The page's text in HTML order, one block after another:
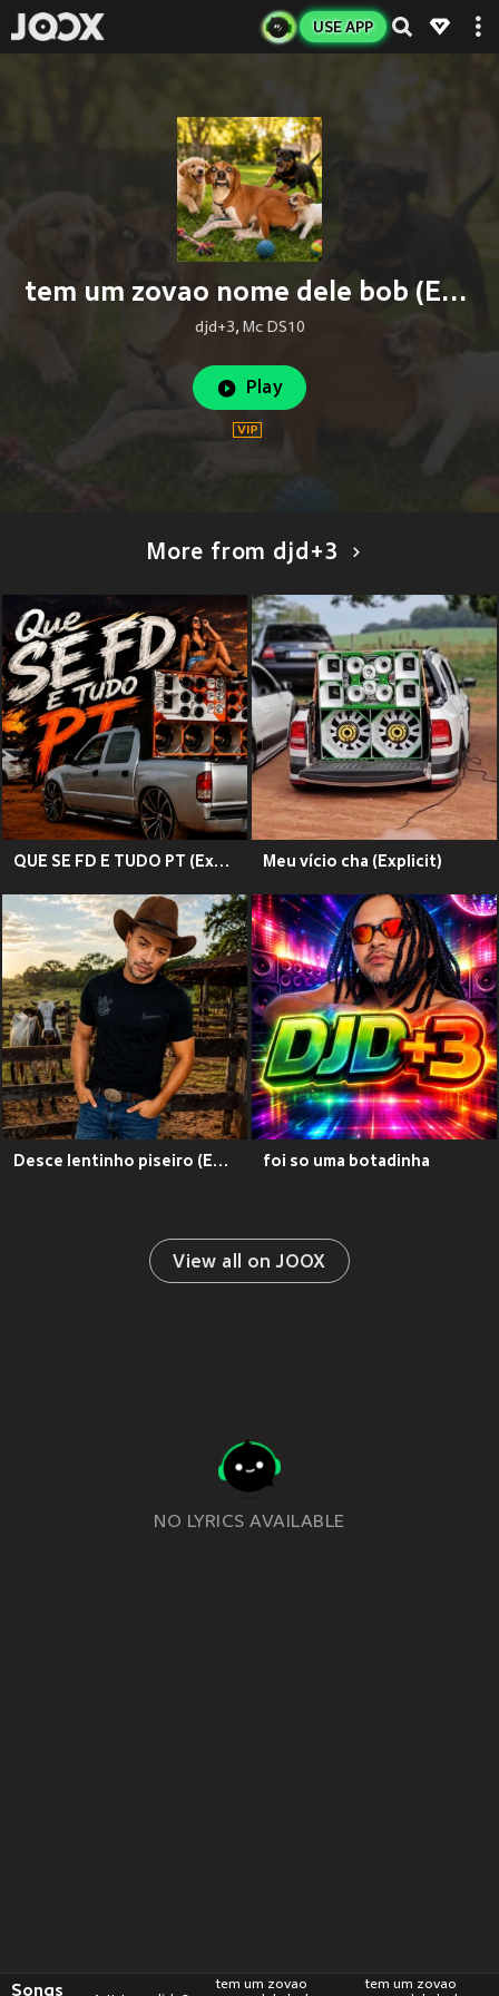
USE APP
tem um zovao nome dele bob (Explicit)
djd+3, Mc DS10
Play
More from djd+3
QUE SE FD E TUDO PT (Explicit) Meu vício cha (Explicit)
Desce lentinho piseiro (Explicit) foi so uma botadinha
View all on JOOX
NO LYRICS AVAILABLE
Songs
tem um zovao
tem um zovao